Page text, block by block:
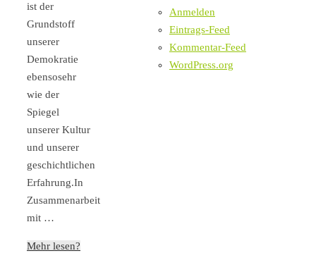
ist der
Grundstoff
unserer
Demokratie
ebensosehr
wie der
Spiegel
unserer Kultur
und unserer
geschichtlichen
Erfahrung.In
Zusammenarbeit
mit …
Mehr lesen?
Anmelden
Eintrags-Feed
Kommentar-Feed
WordPress.org